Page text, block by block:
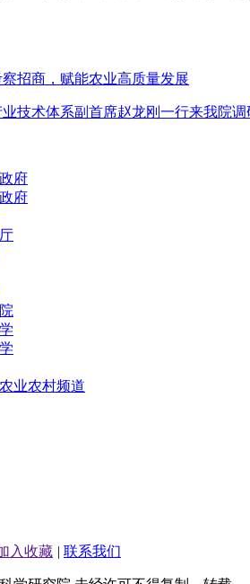
招商，赋能农业高质量发展
技术体系副首席赵龙刚一行来我院调
府
府
业农村频道
入收藏 | 联系我们